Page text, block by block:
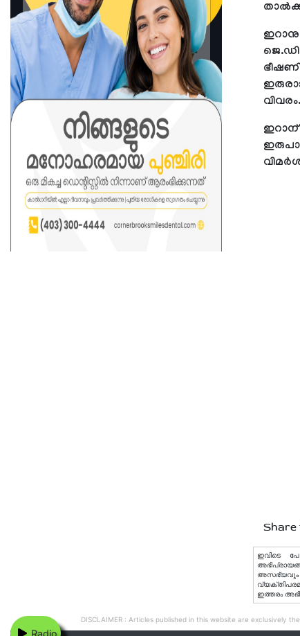
Radio
വിവരം.
Share
ഇവിടെ
അസഭ്യവും
ഇത്തരം
DISCLAIMER : Articles published in this website are exclusively